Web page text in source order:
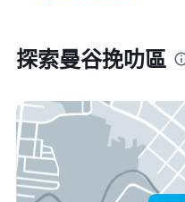
探索曼谷挽叻區